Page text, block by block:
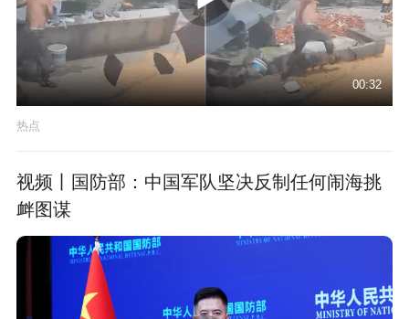
00:32
热点
视频丨国防部：中国军队坚决反制任何闹海挑
衅图谋